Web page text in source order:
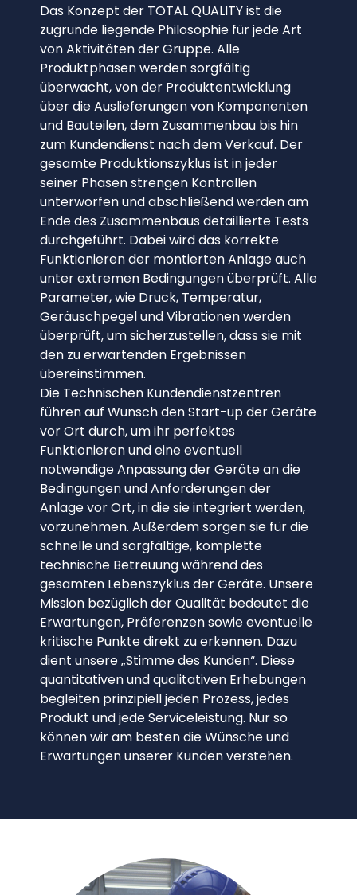
Das Konzept der TOTAL QUALITY ist die
zugrunde liegende Philosophie für jede Art
von Aktivitäten der Gruppe. Alle
Produktphasen werden sorgfältig
überwacht, von der Produktentwicklung
über die Auslieferungen von Komponenten
und Bauteilen, dem Zusammenbau bis hin
zum Kundendienst nach dem Verkauf. Der
gesamte Produktionszyklus ist in jeder
seiner Phasen strengen Kontrollen
unterworfen und abschließend werden am
Ende des Zusammenbaus detaillierte Tests
durchgeführt. Dabei wird das korrekte
Funktionieren der montierten Anlage auch
unter extremen Bedingungen überprüft. Alle
Parameter, wie Druck, Temperatur,
Geräuschpegel und Vibrationen werden
überprüft, um sicherzustellen, dass sie mit
den zu erwartenden Ergebnissen
übereinstimmen.
Die Technischen Kundendienstzentren
führen auf Wunsch den Start-up der Geräte
vor Ort durch, um ihr perfektes
Funktionieren und eine eventuell
notwendige Anpassung der Geräte an die
Bedingungen und Anforderungen der
Anlage vor Ort, in die sie integriert werden,
vorzunehmen. Außerdem sorgen sie für die
schnelle und sorgfältige, komplette
technische Betreuung während des
gesamten Lebenszyklus der Geräte. Unsere
Mission bezüglich der Qualität bedeutet die
Erwartungen, Präferenzen sowie eventuelle
kritische Punkte direkt zu erkennen. Dazu
dient unsere „Stimme des Kunden“. Diese
quantitativen und qualitativen Erhebungen
begleiten prinzipiell jeden Prozess, jedes
Produkt und jede Serviceleistung. Nur so
können wir am besten die Wünsche und
Erwartungen unserer Kunden verstehen.